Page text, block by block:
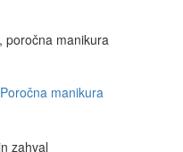
Poročna manikura